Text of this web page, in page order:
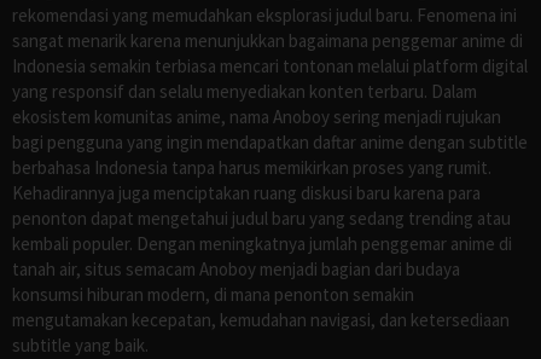
rekomendasi yang memudahkan eksplorasi judul baru. Fenomena ini
sangat menarik karena menunjukkan bagaimana penggemar anime di
Indonesia semakin terbiasa mencari tontonan melalui platform digital
yang responsif dan selalu menyediakan konten terbaru. Dalam
ekosistem komunitas anime, nama Anoboy sering menjadi rujukan
bagi pengguna yang ingin mendapatkan daftar anime dengan subtitle
berbahasa Indonesia tanpa harus memikirkan proses yang rumit.
Kehadirannya juga menciptakan ruang diskusi baru karena para
penonton dapat mengetahui judul baru yang sedang trending atau
kembali populer. Dengan meningkatnya jumlah penggemar anime di
tanah air, situs semacam Anoboy menjadi bagian dari budaya
konsumsi hiburan modern, di mana penonton semakin
mengutamakan kecepatan, kemudahan navigasi, dan ketersediaan
subtitle yang baik.